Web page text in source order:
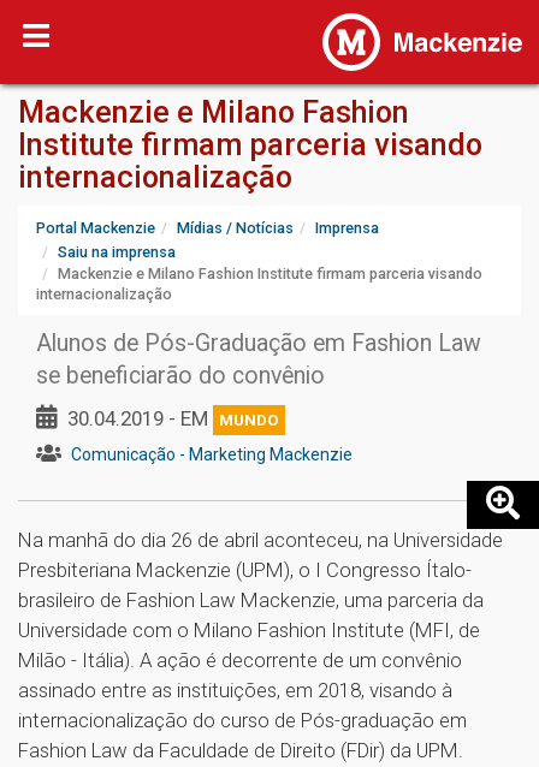
Mackenzie e Milano Fashion
Institute firmam parceria visando
internacionalização
Portal Mackenzie Mídias / Notícias
Imprensa
Saiu na imprensa
Mackenzie e Milano Fashion Institute firmam parceria visando
internacionalização
Alunos de Pós-Graduação em Fashion Law
se beneficiarão do convênio
30.04.2019 - EM MUNDO
Comunicação - Marketing Mackenzie
Na manhã do dia 26 de abril aconteceu, na Universidade
Presbiteriana Mackenzie (UPM), o I Congresso Ítalo-
brasileiro de Fashion Law Mackenzie, uma parceria da
Universidade com o Milano Fashion Institute (MFI, de
Milão - Itália). A ação é decorrente de um convênio
assinado entre as instituições, em 2018, visando à
internacionalização do curso de Pós-graduação em
Fashion Law da Faculdade de Direito (FDir) da UPM.